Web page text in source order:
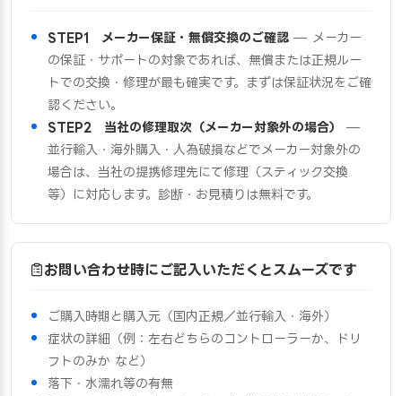
STEP1 メーカー保証・無償交換のご確認 — メーカー
の保証・サポートの対象であれば、無償または正規ルー
トでの交換・修理が最も確実です。まずは保証状況をご確
認ください。
STEP2 当社の修理取次（メーカー対象外の場合）
—
並行輸入・海外購入・人為破損などでメーカー対象外の
場合は、当社の提携修理先にて修理（スティック交換
等）に対応します。診断・お見積りは無料です。
お問い合わせ時にご記入いただくとスムーズです
ご購入時期と購入元（国内正規／並行輸入・海外）
症状の詳細（例：左右どちらのコントローラーか、ドリ
フトのみか など）
落下・水濡れ等の有無